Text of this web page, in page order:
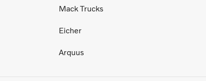
Mack Trucks
Eicher
Arquus